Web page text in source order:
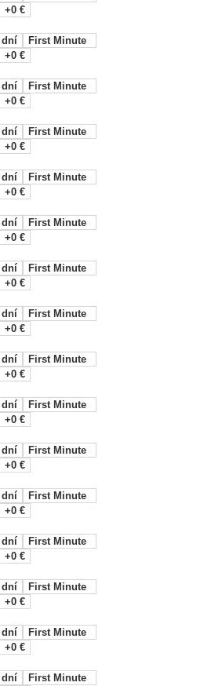
+0 €
dní
First Minute
+0 €
dní
First Minute
+0 €
dní
First Minute
+0 €
dní
First Minute
+0 €
dní
First Minute
+0 €
dní
First Minute
+0 €
dní
First Minute
+0 €
dní
First Minute
+0 €
dní
First Minute
+0 €
dní
First Minute
+0 €
dní
First Minute
+0 €
dní
First Minute
+0 €
dní
First Minute
+0 €
dní
First Minute
+0 €
dní
First Minute